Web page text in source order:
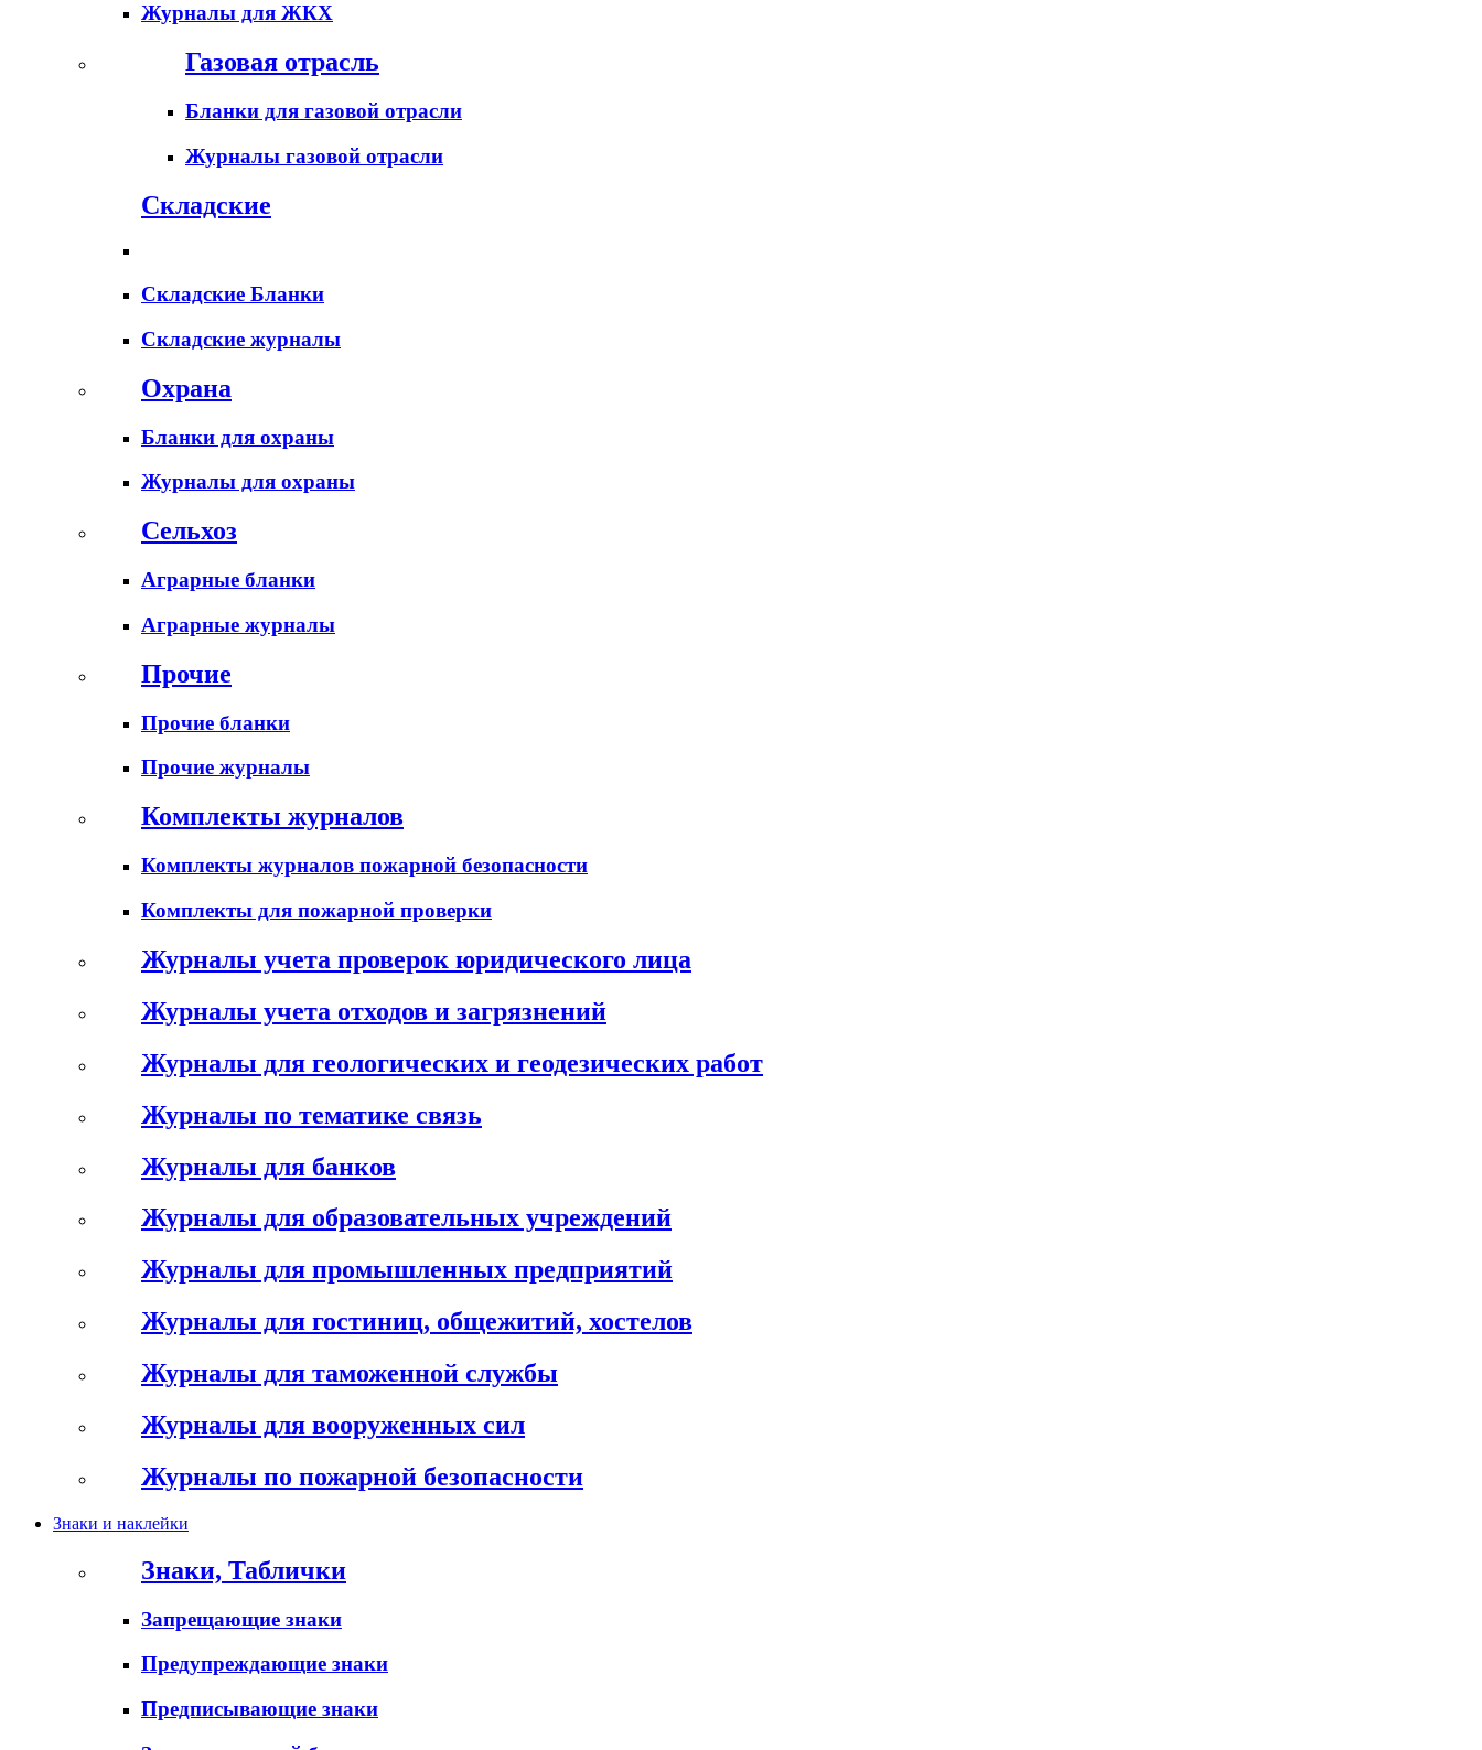
Журналы для ЖКХ
Газовая отрасль
Бланки для газовой отрасли
Журналы газовой отрасли
Складские
Складские Бланки
Складские журналы
Охрана
Бланки для охраны
Журналы для охраны
Сельхоз
Аграрные бланки
Аграрные журналы
Прочие
Прочие бланки
Прочие журналы
Комплекты журналов
Комплекты журналов пожарной безопасности
Комплекты для пожарной проверки
Журналы учета проверок юридического лица
Журналы учета отходов и загрязнений
Журналы для геологических и геодезических работ
Журналы по тематике связь
Журналы для банков
Журналы для образовательных учреждений
Журналы для промышленных предприятий
Журналы для гостиниц, общежитий, хостелов
Журналы для таможенной службы
Журналы для вооруженных сил
Журналы по пожарной безопасности
Знаки и наклейки
Знаки, Таблички
Запрещающие знаки
Предупреждающие знаки
Предписывающие знаки